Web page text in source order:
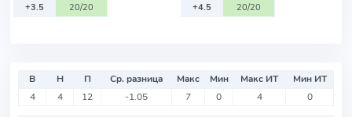
+3.5
20/20
+4.5
20/20
В Н П Ср. разница Макс Мин Макс ИТ
Мин ИТ
4
4 12 -1.05 7 0 4 0